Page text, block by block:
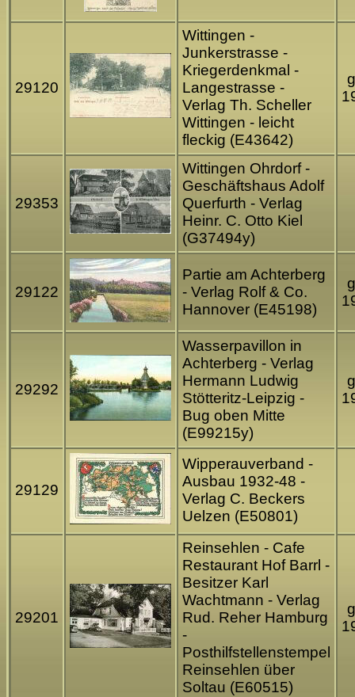
29120
Wittingen -
Junkerstrasse -
Kriegerdenkmal -
Langestrasse -
Verlag Th. Scheller
Wittingen - leicht
fleckig (E43642)
29353
Wittingen Ohrdorf -
Geschäftshaus Adolf
Querfurth - Verlag
Heinr. C. Otto Kiel
(G37494y)
29122
Partie am Achterberg
- Verlag Rolf & Co.
Hannover (E45198)
29292
Wasserpavillon in
Achterberg - Verlag
Hermann Ludwig
Stötteritz-Leipzig -
Bug oben Mitte
(E99215y)
29129
Wipperauverband -
Ausbau 1932-48 -
Verlag C. Beckers
Uelzen (E50801)
29201
Reinsehlen - Cafe
Restaurant Hof Barrl -
Besitzer Karl
Wachtmann - Verlag
Rud. Reher Hamburg
-
Posthilfstellenstempel
Reinsehlen über
Soltau (E60515)